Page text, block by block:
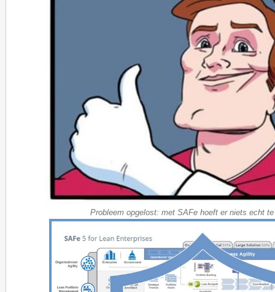
Probleem opgelost: met SAFe hoeft er niets echt te